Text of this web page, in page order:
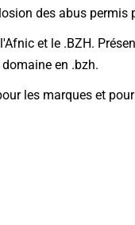
des abus permis
et le .BZH.
en .bzh.
les marques et